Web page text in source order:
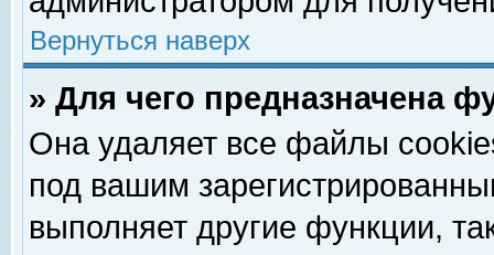
Вернуться наверх
» Для чего предназначена
Она удаляет все файлы
под вашим
выполняет другие функции,